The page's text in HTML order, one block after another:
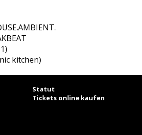
kitchen)
Statut
Tickets online kaufen